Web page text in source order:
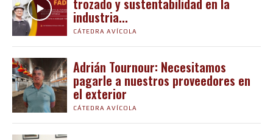
trozado y sustentabilidad en la
industria...
CÁTEDRA AVÍCOLA
Adrián Tournour: Necesitamos
pagarle a nuestros proveedores en
el exterior
CÁTEDRA AVÍCOLA